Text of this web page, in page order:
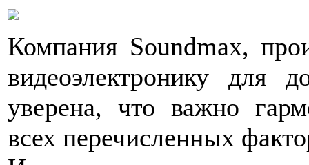
Компания Soundmax,
видеоэлектронику для
уверена, что важно
всех перечисленных